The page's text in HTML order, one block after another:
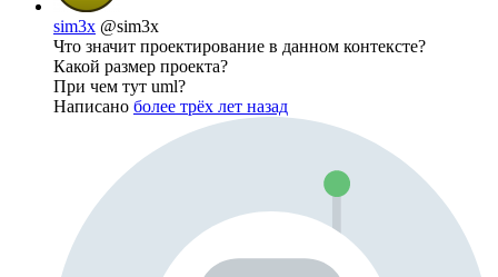
sim3x @sim3x
Что значит проектирование в данном контексте?
Какой размер проекта?
При чем тут uml?
Написано более трёх лет назад